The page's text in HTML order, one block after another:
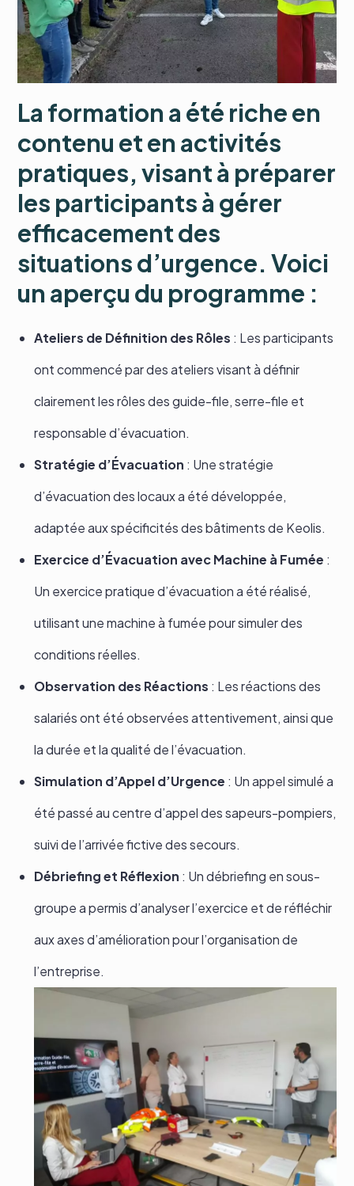
La formation a été riche en
contenu et en activités
pratiques, visant à préparer
les participants à gérer
efficacement des
situations d’urgence. Voici
un aperçu du programme :
Ateliers de Définition des Rôles : Les participants
ont commencé par des ateliers visant à définir
clairement les rôles des guide-file, serre-file et
responsable d’évacuation.
Stratégie d’Évacuation : Une stratégie
d’évacuation des locaux a été développée,
adaptée aux spécificités des bâtiments de Keolis.
Exercice d’Évacuation avec Machine à Fumée :
Un exercice pratique d’évacuation a été réalisé,
utilisant une machine à fumée pour simuler des
conditions réelles.
Observation des Réactions : Les réactions des
salariés ont été observées attentivement, ainsi que
la durée et la qualité de l’évacuation.
Simulation d’Appel d’Urgence : Un appel simulé a
été passé au centre d’appel des sapeurs-pompiers,
suivi de l’arrivée fictive des secours.
Débriefing et Réflexion : Un débriefing en sous-
groupe a permis d’analyser l’exercice et de réfléchir
aux axes d’amélioration pour l’organisation de
l’entreprise.